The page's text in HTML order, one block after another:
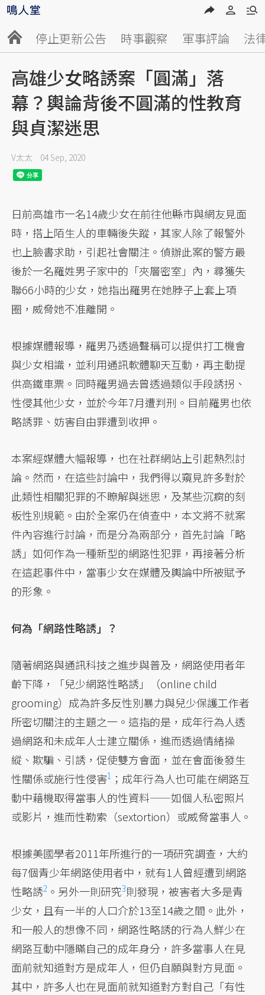
停止更新公告 時事觀察 軍事評論 法
高雄少女略誘案「圓滿」落
幕？輿論背後不圓滿的性教育
與貞潔迷思
V太太 04 Sep, 2020
日前高雄市一名14歲少女在前往他縣市與網友見面
時，搭上陌生人的車輛後失蹤，其家人除了報警外
也上臉書求助，引起社會關注。偵辦此案的警方最
後於一名羅姓男子家中的「夾層密室」內，尋獲失
聯66小時的少女，她指出羅男在她脖子上套上項
圈，威脅她不准離開。
根據媒體報導，羅男乃透過聲稱可以提供打工機會
與少女相識，並利用通訊軟體聊天互動，再主動提
供高鐵車票。同時羅男過去曾透過類似手段誘拐、
性侵其他少女，並於今年7月遭判刑。目前羅男也依
略誘罪、妨害自由罪遭到收押。
本案經媒體大幅報導，也在社群網站上引起熱烈討
論。然而，在這些討論中，我們得以窺見許多對於
此類性相關犯罪的不瞭解與迷思，及某些沉痾的刻
板性別規範。由於全案仍在偵查中，本文將不就案
件內容進行討論，而是分為兩部分，首先討論「略
誘」如何作為一種新型的網路性犯罪，再接著分析
在這起事件中，當事少女在媒體及輿論中所被賦予
的形象。
何為「網路性略誘」？
隨著網路與通訊科技之進步與普及，網路使用者年
齡下降，「兒少網路性略誘」（online child
grooming）成為許多反性別暴力與兒少保護工作者
所密切關注的主題之一。這指的是，成年行為人透
過網路和未成年人士建立關係，進而透過情緒操
縱、欺騙、引誘，促使雙方會面，並在會面後發生
性關係或施行性侵害1 ；成年行為人也可能在網路互
動中藉機取得當事人的性資料——如個人私密照片
或影片，進而性勒索（sextortion）或威脅當事人。
根據美國學者2011年所進行的一項研究調查，大約
每7個青少年網路使用者中，就有1人曾經遭到網路
性略誘2 。 另外一則研究3則發現，被害者大多是青
少女，且有一半的人口介於13至14歲之間。此外，
和一般人的想像不同，網路性略誘的行為人鮮少在
網路互動中隱瞞自己的成年身分，許多當事人在見
面前就知道對方是成年人，但仍自願與對方見面。
其中，許多人也在見面前就知道對方對自己「有性